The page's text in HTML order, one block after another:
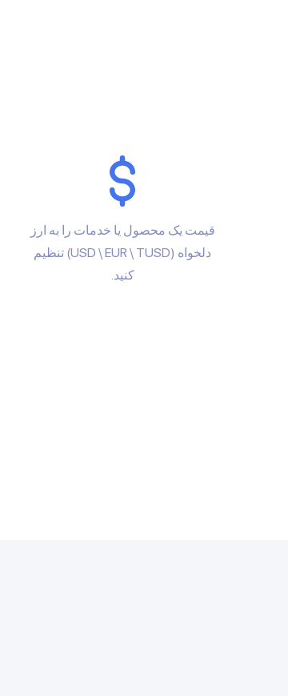
قیمت یک محصول یا خدمات را به ارز
دلخواه (USD \ EUR \ TUSD) تنظیم
کنید.